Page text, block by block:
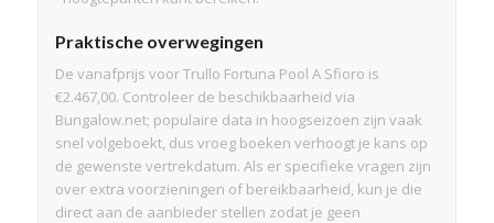
Praktische overwegingen
De vanafprijs voor Trullo Fortuna Pool A Sfioro is
€2.467,00. Controleer de beschikbaarheid via
Bungalow.net; populaire data in hoogseizoen zijn vaak
snel volgeboekt, dus vroeg boeken verhoogt je kans op
de gewenste vertrekdatum. Als er specifieke vragen zijn
over extra voorzieningen of bereikbaarheid, kun je die
direct aan de aanbieder stellen zodat je geen